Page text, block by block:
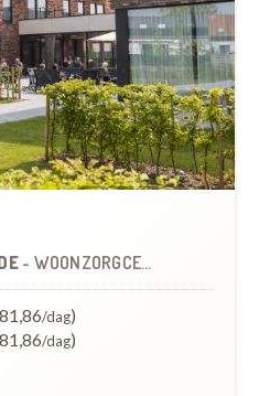
- WOONZORGCENTRUM (WZC)
/dag)
/dag)